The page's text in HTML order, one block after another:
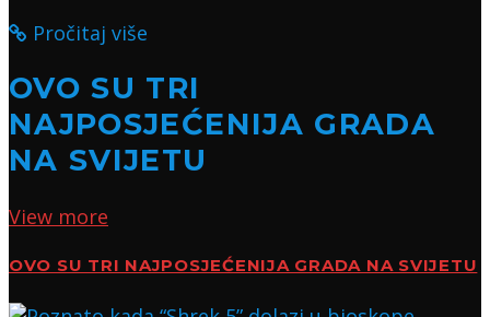
Pročitaj više
OVO SU TRI
NAJPOSJEĆENIJA GRADA
NA SVIJETU
View more
OVO SU TRI NAJPOSJEĆENIJA GRADA NA SVIJETU